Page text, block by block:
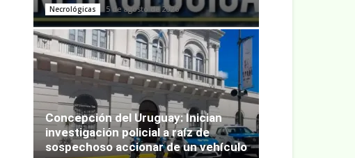
Necrológicas 5 de agosto de 2026
Concepción del Uruguay: Inician
investigación policial a raíz de
sospechoso accionar de un vehículo